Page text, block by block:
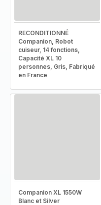
RECONDITIONNÉ
Companion, Robot
cuiseur, 14 fonctions,
Capacité XL 10
personnes, Gris, Fabriqué
en France
Companion XL 1550W
Blanc et Silver